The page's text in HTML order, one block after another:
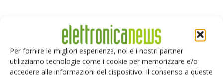
Per fornire le migliori esperienze, noi e i nostri partner
utilizziamo tecnologie come i cookie per memorizzare e/o
accedere alle informazioni del dispositivo. Il consenso a queste